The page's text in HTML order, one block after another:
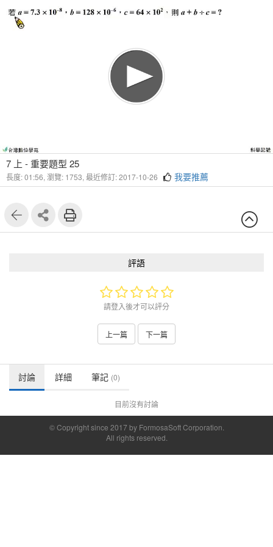
7 上 - 重要題型 25
長度: 01:56, 瀏覽: 1753, 最近修訂: 2017-10-26 我要推薦
評語
請登入後才可以評分
上一篇 下一篇
討論 詳細 筆記 (0)
目前沒有討論
© Copyright since 2017 by FormosaSoft Corporation.
All rights reserved.